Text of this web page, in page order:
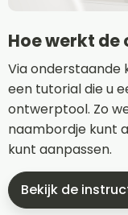
Hoe werkt
Via onderstaande
een tutorial die u
ontwerptool. Zo
naambordje kunt
kunt aanpassen.
Bekijk de